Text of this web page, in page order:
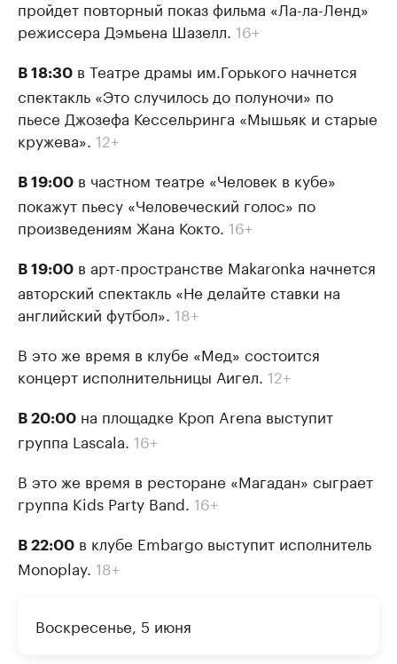
пройдет повторный показ фильма «Ла-ла-Ленд»
режиссера Дэмьена Шазелл. 16+
В 18:30 в Театре драмы им.Горького начнется
спектакль «Это случилось до полуночи» по
пьесе Джозефа Кессельринга «Мышьяк и старые
кружева». 12+
В 19:00 в частном театре «Человек в кубе»
покажут пьесу «Человеческий голос» по
произведениям Жана Кокто. 16+
В 19:00 в арт-пространстве Makaronka начнется
авторский спектакль «Не делайте ставки на
английский футбол». 18+
В это же время в клубе «Мед» состоится
концерт исполнительницы Аигел. 12+
В 20:00 на площадке Кроп Arena выступит
группа Lascala. 16+
В это же время в ресторане «Магадан» сыграет
группа Kids Party Band. 16+
В 22:00 в клубе Embargo выступит исполнитель
Monoplay. 18+
Воскресенье, 5 июня